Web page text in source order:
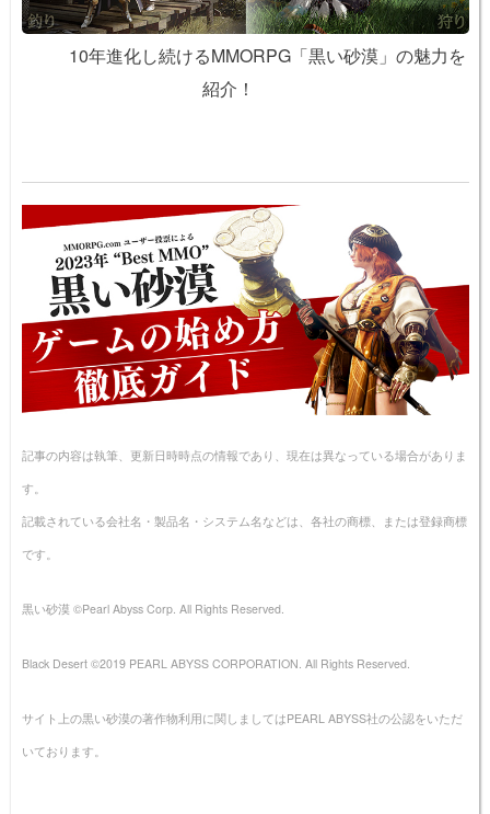
10年進化し続けるMMORPG「黒い砂漠」の魅力を
紹介！
記事の内容は執筆、更新日時時点の情報であり、現在は異なっている場合がありま
す。
記載されている会社名・製品名・システム名などは、各社の商標、または登録商標
です。
黒い砂漠 ©Pearl Abyss Corp. All Rights Reserved.
Black Desert ©2019 PEARL ABYSS CORPORATION. All Rights Reserved.
サイト上の黒い砂漠の著作物利用に関しましてはPEARL ABYSS社の公認をいただ
いております。